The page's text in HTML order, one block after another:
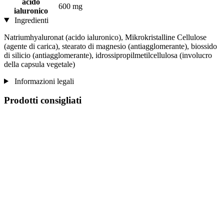
ialuronico
600 mg
Ingredienti
Natriumhyaluronat (acido ialuronico), Mikrokristalline Cellulose
(agente di carica), stearato di magnesio (antiagglomerante), biossido
di silicio (antiagglomerante), idrossipropilmetilcellulosa (involucro
della capsula vegetale)
Informazioni legali
Prodotti consigliati